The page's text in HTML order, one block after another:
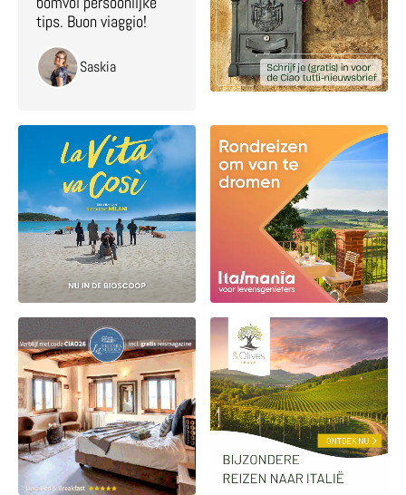
tips. Buon viaggio!
Saskia